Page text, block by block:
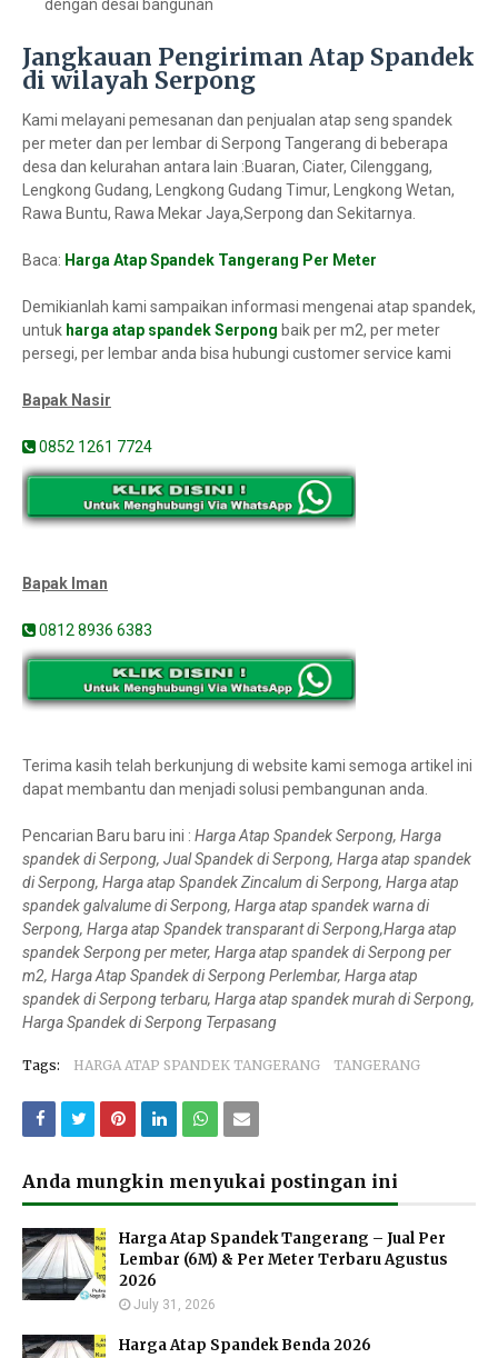
dengan desai bangunan
Jangkauan Pengiriman Atap Spandek
di wilayah Serpong
Kami melayani pemesanan dan penjualan atap seng spandek
per meter dan per lembar di Serpong Tangerang di beberapa
desa dan kelurahan antara lain :Buaran, Ciater, Cilenggang,
Lengkong Gudang, Lengkong Gudang Timur, Lengkong Wetan,
Rawa Buntu, Rawa Mekar Jaya,Serpong dan Sekitarnya.
Baca: Harga Atap Spandek Tangerang Per Meter
Demikianlah kami sampaikan informasi mengenai atap spandek,
untuk harga atap spandek Serpong baik per m2, per meter
persegi, per lembar anda bisa hubungi customer service kami
Bapak Nasir
0852 1261 7724
Bapak Iman
0812 8936 6383
Terima kasih telah berkunjung di website kami semoga artikel ini
dapat membantu dan menjadi solusi pembangunan anda.
Pencarian Baru baru ini : Harga Atap Spandek Serpong, Harga
spandek di Serpong, Jual Spandek di Serpong, Harga atap spandek
di Serpong, Harga atap Spandek Zincalum di Serpong, Harga atap
spandek galvalume di Serpong, Harga atap spandek warna di
Serpong, Harga atap Spandek transparant di Serpong,Harga atap
spandek Serpong per meter, Harga atap spandek di Serpong per
m2, Harga Atap Spandek di Serpong Perlembar, Harga atap
spandek di Serpong terbaru, Harga atap spandek murah di Serpong,
Harga Spandek di Serpong Terpasang
Tags: HARGA ATAP SPANDEK TANGERANG TANGERANG
Anda mungkin menyukai postingan ini
Harga Atap Spandek Tangerang – Jual Per
Lembar (6M) & Per Meter Terbaru Agustus
2026
July 31, 2026
Harga Atap Spandek Benda 2026